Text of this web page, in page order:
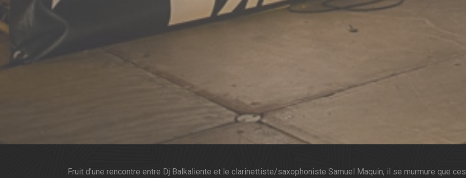
Fruit d’une rencontre entre Dj Balkaliente et le clarinettiste/saxophoniste Samuel Maquin, il se murmure que ces